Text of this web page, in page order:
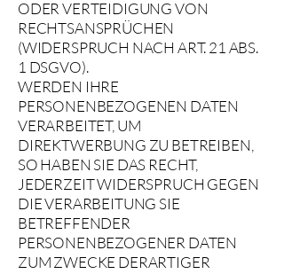
ODER VERTEIDIGUNG VON
RECHTSANSPRÜCHEN
(WIDERSPRUCH NACH ART. 21 ABS.
1 DSGVO).
WERDEN IHRE
PERSONENBEZOGENEN DATEN
VERARBEITET, UM
DIREKTWERBUNG ZU BETREIBEN,
SO HABEN SIE DAS RECHT,
JEDERZEIT WIDERSPRUCH GEGEN
DIE VERARBEITUNG SIE
BETREFFENDER
PERSONENBEZOGENER DATEN
ZUM ZWECKE DERARTIGER